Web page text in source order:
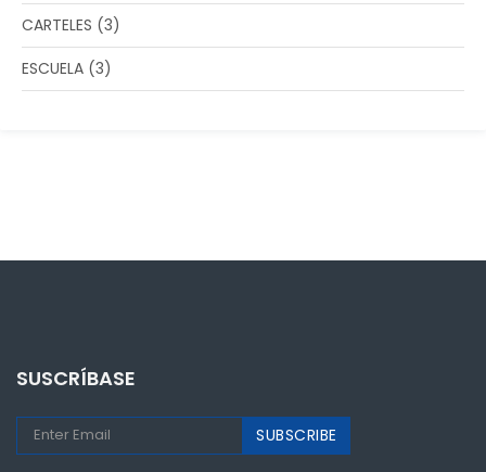
CARTELES (3)
ESCUELA (3)
SUSCRÍBASE